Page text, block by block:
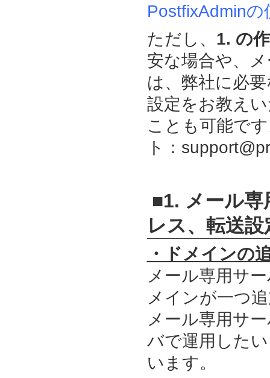
PostfixAdminの
ただし、 1. の
安な場合や、
は、弊社に必
設定をお教え
ことも可能で
ト：
■1. メール
レス、転送
・ドメインの
メール専用サ
メインが一つ
メール専用サ
バで運用した
います。